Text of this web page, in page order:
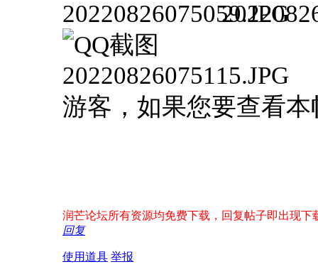
游客，如果您要查看
润芒论坛所有资源均免费下载，回复帖子即出现下
回复
使用道具 举报